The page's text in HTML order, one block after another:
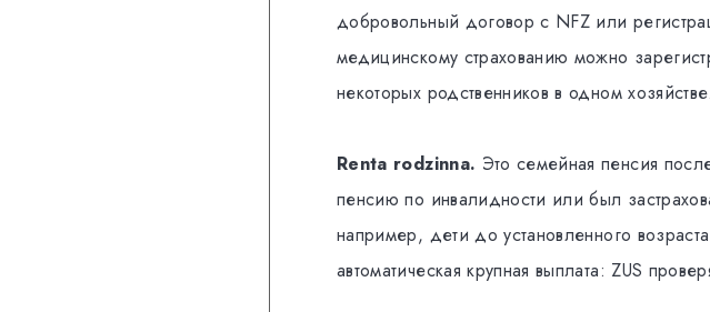
добровольный договор с NFZ или
медицинскому страхованию можно
некоторых родственников в одном хозяйстве.
Renta rodzinna. Это семейная пенсия
пенсию по инвалидности или был
например, дети до установленного
автоматическая крупная выплата: ZUS